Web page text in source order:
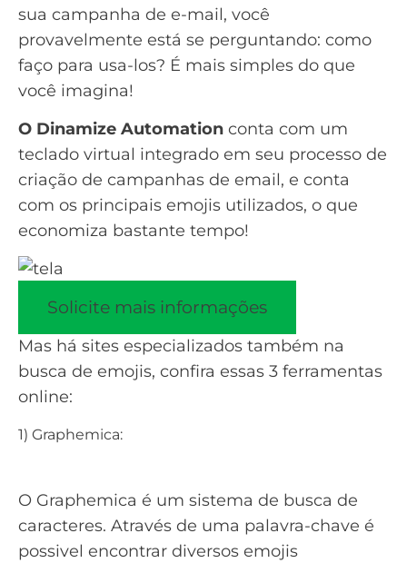
sua campanha de e-mail, você
provavelmente está se perguntando: como
faço para usa-los? É mais simples do que
você imagina!
O Dinamize Automation conta com um
teclado virtual integrado em seu processo de
criação de campanhas de email, e conta
com os principais emojis utilizados, o que
economiza bastante tempo!
Solicite mais informações
Mas há sites especializados também na
busca de emojis, confira essas 3 ferramentas
online:
1) Graphemica:
O Graphemica é um sistema de busca de
caracteres. Através de uma palavra-chave é
possivel encontrar diversos emojis